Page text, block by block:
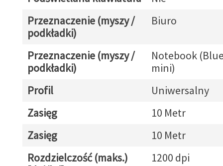
Przeznaczenie (myszy /
podkładki)
Biuro
Przeznaczenie (myszy /
podkładki)
Notebook
mini)
Profil
Uniwersalny
Zasięg
10 Metr
Zasięg
10 Metr
Rozdzielczość (maks.)
1200 dpi